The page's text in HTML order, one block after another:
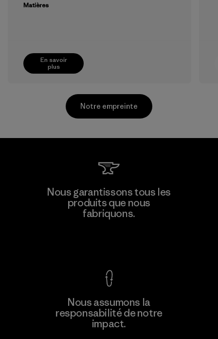
En savoir
plus
Matières
plus
Viet Tien Garment JSC
Notre empreinte
Nous garantissons tous les
produits que nous
fabriquons.
Nous assumons la
responsabilité de notre
impact.